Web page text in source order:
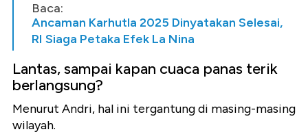
Baca:
Ancaman Karhutla 2025 Dinyatakan Selesai,
RI Siaga Petaka Efek La Nina
Lantas, sampai kapan cuaca panas terik
berlangsung?
Menurut Andri, hal ini tergantung di masing-masing
wilayah.